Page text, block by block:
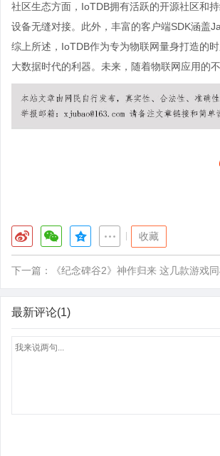
社区生态方面，IoTDB拥有活跃的开源社区和
设备无缝对接。此外，丰富的客户端SDK涵盖
综上所述，IoTDB作为专为物联网量身打造的
大数据时代的利器。未来，随着物联网应用的
收藏
下一篇： 《纪念碑谷2》神作归来 这几款游戏
最新评论(1)